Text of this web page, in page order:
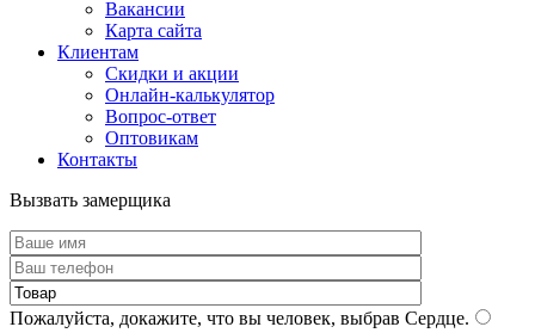
Вакансии
Карта сайта
Клиентам
Скидки и акции
Онлайн-калькулятор
Вопрос-ответ
Оптовикам
Контакты
Вызвать замерщика
Пожалуйста, докажите, что вы человек, выбрав Сердце.